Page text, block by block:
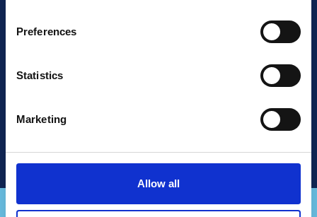
Preferences
Statistics
Marketing
Allow all